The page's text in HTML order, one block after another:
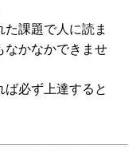
課題で人に読ま
なかなかできませ
必ず上達すると